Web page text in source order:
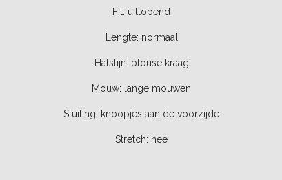
Fit: uitlopend
Lengte: normaal
Halslijn: blouse kraag
Mouw: lange mouwen
Sluiting: knoopjes aan de voorzijde
Stretch: nee